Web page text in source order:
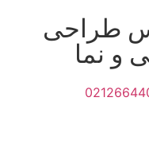
طراحی
و نما